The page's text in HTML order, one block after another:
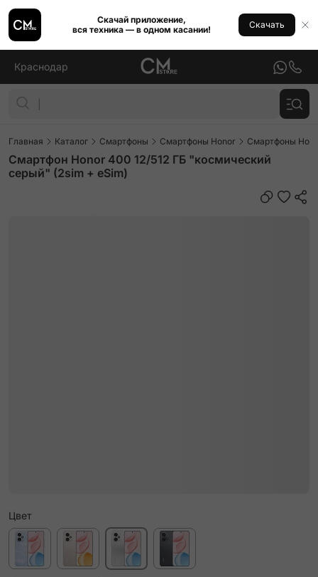
Скачай приложение,
вся техника — в одном касании!
Скачать
Краснодар
Главная Каталог Смартфоны Смартфоны Honor Смартфоны
Смартфон Honor 400 12/512 ГБ "космический
серый" (2sim + eSim)
Цвет